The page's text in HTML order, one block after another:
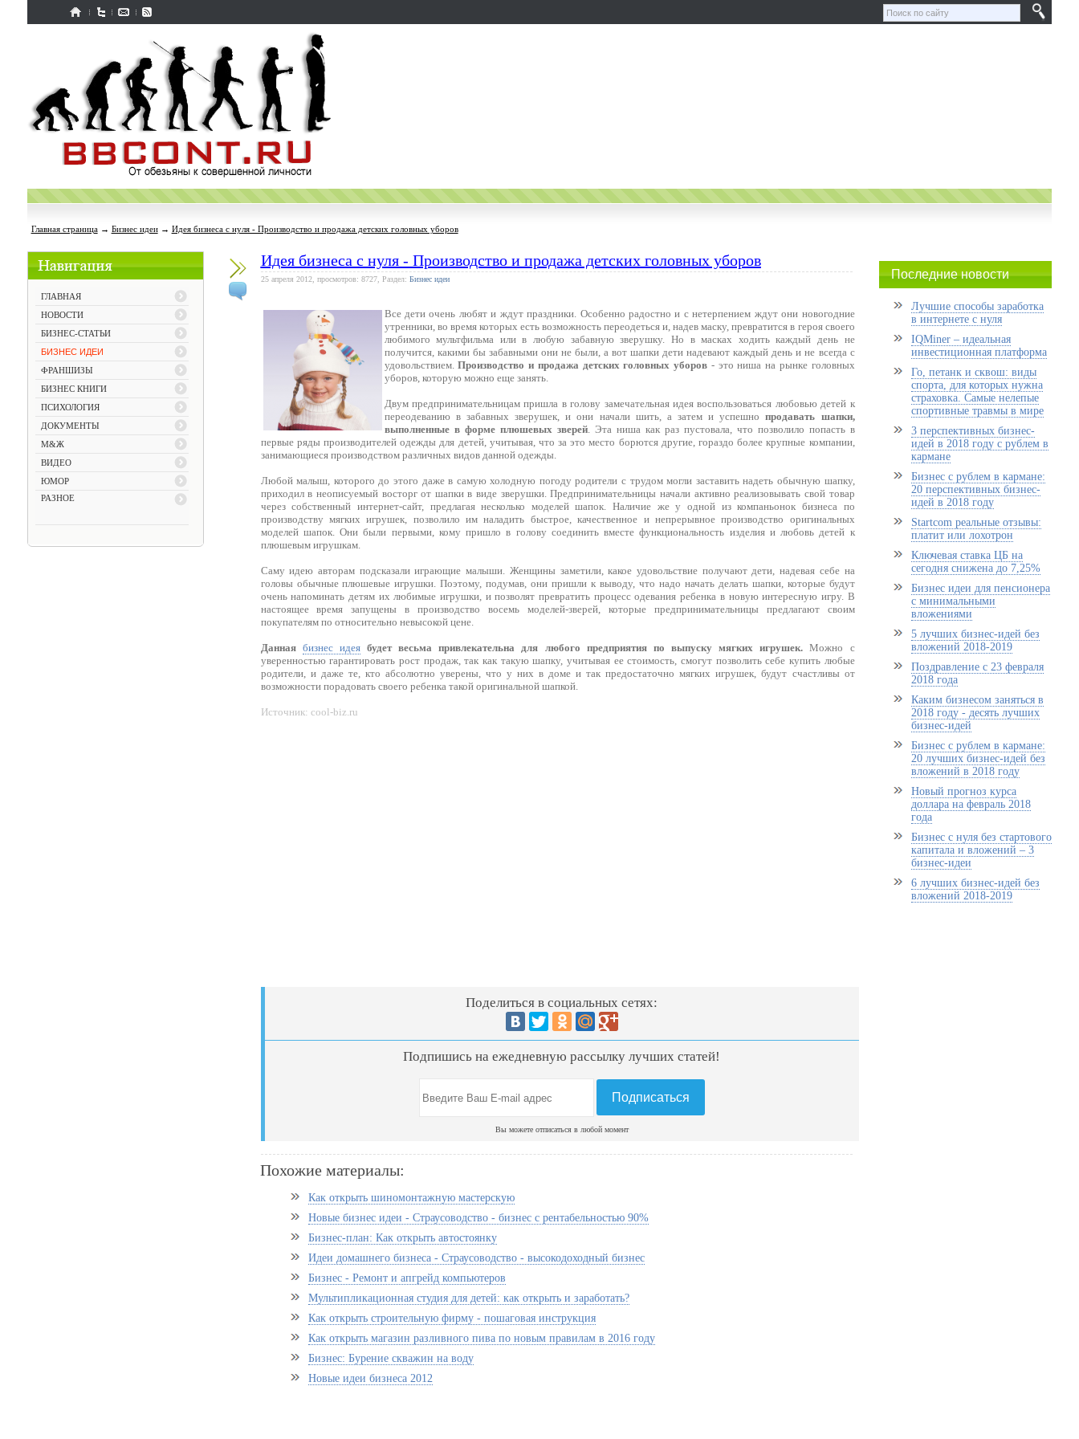
Главная страница→ Бизнес идеи→ Идея бизнеса с нуля - Производство и продажа детских головных уборов
ГЛАВНАЯ
НОВОСТИ
БИЗНЕС-СТАТЬИ
БИЗНЕС ИДЕИ
ФРАНШИЗЫ
БИЗНЕС КНИГИ
ПСИХОЛОГИЯ
ДОКУМЕНТЫ
М&Ж
ВИДЕО
ЮМОР
РАЗНОЕ
Идея бизнеса с нуля - Производство и продажа детских головных уборов
25 апреля 2012, просмотров: 8727, Раздел: Бизнес идеи
Все дети очень любят и ждут праздники. Особенно радостно и с нетерпением ждут они новогодние
утренники, во время которых есть возможность переодеться и, надев маску, превратится в героя своего
любимого мультфильма или в любую забавную зверушку. Но в масках ходить каждый день не
получится, какими бы забавными они не были, а вот шапки дети надевают каждый день и не всегда с
удовольствием.Производство и продажа детских головных уборов - это ниша на рынке головных
уборов, которую можно еще занять.
Двум предпринимательницам пришла в голову замечательная идея воспользоваться любовью детей к
переодеванию в забавных зверушек, и они начали шить, а затем и успешнопродавать шапки,
выполненные в форме плюшевых зверей. Эта ниша как раз пустовала, что позволило попасть в
первые ряды производителей одежды для детей, учитывая, что за это место борются другие, гораздо более крупные компании,
занимающиеся производством различных видов данной одежды.
Любой малыш, которого до этого даже в самую холодную погоду родители с трудом могли заставить надеть обычную шапку,
приходил в неописуемый восторг от шапки в виде зверушки. Предпринимательницы начали активно реализовывать свой товар
через собственный интернет-сайт, предлагая несколько моделей шапок. Наличие же у одной из компаньонок бизнеса по
производству мягких игрушек, позволило им наладить быстрое, качественное и непрерывное производство оригинальных
моделей шапок. Они были первыми, кому пришло в голову соединить вместе функциональность изделия и любовь детей к
плюшевым игрушкам.
Саму идею авторам подсказали играющие малыши. Женщины заметили, какое удовольствие получают дети, надевая себе на
головы обычные плюшевые игрушки. Поэтому, подумав, они пришли к выводу, что надо начать делать шапки, которые будут
очень напоминать детям их любимые игрушки, и позволят превратить процесс одевания ребенка в новую интересную игру. В
настоящее время запущены в производство восемь моделей-зверей, которые предпринимательницы предлагают своим
покупателям по относительно невысокой цене.
Данная бизнес идеябудет весьма привлекательна для любого предприятия по выпуску мягких игрушек. Можно с
уверенностью гарантировать рост продаж, так как такую шапку, учитывая ее стоимость, смогут позволить себе купить любые
родители, и даже те, кто абсолютно уверены, что у них в доме и так предостаточно мягких игрушек, будут счастливы от
возможности порадовать своего ребенка такой оригинальной шапкой.
Источник: cool-biz.ru
Поделиться в социальных сетях:
Подпишись на ежедневную рассылку лучших статей!
Вы можете отписаться в любой момент
Похожие материалы:
Как открыть шиномонтажную мастерскую
Новые бизнес идеи - Страусоводство - бизнес с рентабельностью 90%
Бизнес-план: Как открыть автостоянку
Идеи домашнего бизнеса - Страусоводство - высокодоходный бизнес
Бизнес - Ремонт и апгрейд компьютеров
Мультипликационная студия для детей: как открыть и заработать?
Как открыть строительную фирму - пошаговая инструкция
Как открыть магазин разливного пива по новым правилам в 2016 году
Бизнес: Бурение скважин на воду
Новые идеи бизнеса 2012
Последние новости
Лучшие способы заработка
в интернете с нуля
IQMiner – идеальная
инвестиционная платформа
Го, петанк и сквош: виды
спорта, для которых нужна
страховка. Самые нелепые
спортивные травмы в мире
3 перспективных бизнес-
идей в 2018 году с рублем в
кармане
Бизнес с рублем в кармане:
20 перспективных бизнес-
идей в 2018 году
Startcom реальные отзывы:
платит или лохотрон
Ключевая ставка ЦБ на
сегодня снижена до 7,25%
Бизнес идеи для пенсионера
с минимальными
вложениями
5 лучших бизнес-идей без
вложений 2018-2019
Поздравление с 23 февраля
2018 года
Каким бизнесом заняться в
2018 году - десять лучших
бизнес-идей
Бизнес с рублем в кармане:
20 лучших бизнес-идей без
вложений в 2018 году
Новый прогноз курса
доллара на февраль 2018
года
Бизнес с нуля без стартового
капитала и вложений – 3
бизнес-идеи
6 лучших бизнес-идей без
вложений 2018-2019